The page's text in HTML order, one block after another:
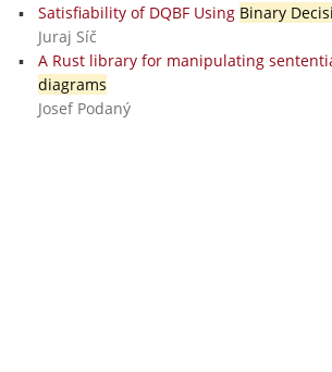
Satisfiability of DQBF Using Binary
Juraj Síč
A Rust library for manipulating
diagrams
Josef Podaný